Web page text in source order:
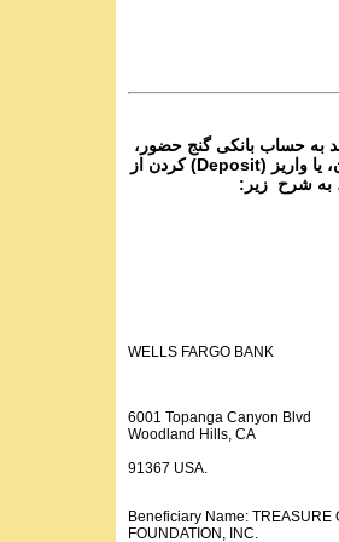
به حساب بانکی گنج حضور،
از تمام نقاط دنیا غیر از ایران، یا واریز (Deposit) کردن از
به شرح زیر:
WELLS FARGO BANK
6001 Topanga Canyon Blvd
Woodland Hills, CA
91367 USA.
Beneficiary Name: TREASURE
FOUNDATION, INC.